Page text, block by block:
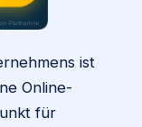
Partnerlink
ist
Online-
für